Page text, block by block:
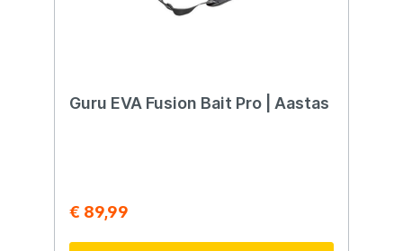
Guru EVA Fusion Bait Pro | Aastas
€ 89,99